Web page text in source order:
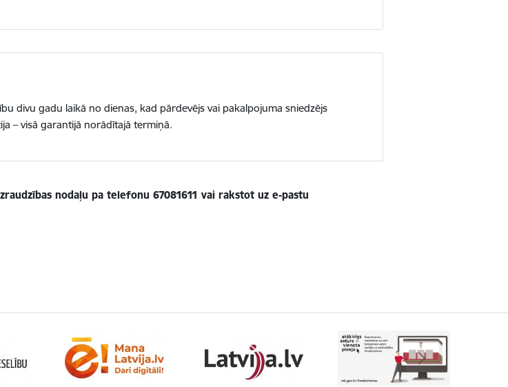
divu gadu laikā no dienas, kad pārdevējs vai pakalpojuma sniedzējs
– visā garantijā norādītajā termiņā.
nodaļu pa telefonu 67081611 vai rakstot uz e-pastu